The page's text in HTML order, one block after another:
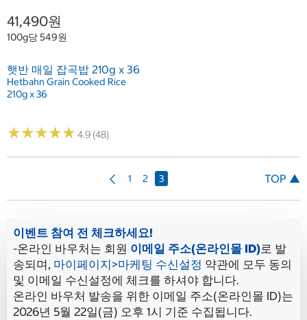
41,490원
100g당 549원
햇반 매일 잡곡밥 210g x 36
Hetbahn Grain Cooked Rice
210g x 36
★★★★★
★★★★★ 4.9 (48)
1 2 3 TOP ▲
이벤트 참여 전 체크하세요!
-온라인 바우처는 회원 이메일 주소(온라인몰 ID)로 발
송되며, 마이페이지>마케팅 수신설정 약관에 모두 동의
및 이메일 수신설정에 체크를 하셔야 합니다.
온라인 바우처 발송을 위한 이메일 주소(온라인몰 ID)는
2026년 5월 22일(금) 오후 1시 기준 수집됩니다.